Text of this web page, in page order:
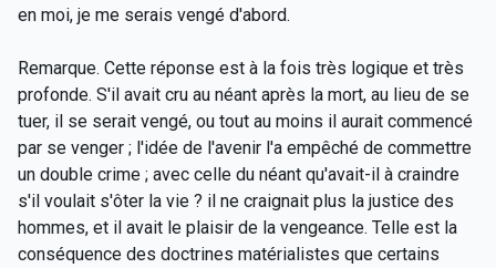
en moi, je me serais vengé d'abord.
Remarque. Cette réponse est à la fois très logique et très
profonde. S'il avait cru au néant après la mort, au lieu de se
tuer, il se serait vengé, ou tout au moins il aurait commencé
par se venger ; l'idée de l'avenir l'a empêché de commettre
un double crime ; avec celle du néant qu'avait-il à craindre
s'il voulait s'ôter la vie ? il ne craignait plus la justice des
hommes, et il avait le plaisir de la vengeance. Telle est la
conséquence des doctrines matérialistes que certains